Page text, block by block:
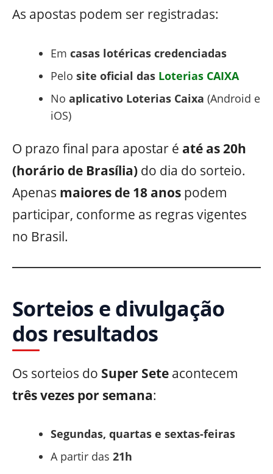
As apostas podem ser registradas:
Em casas lotéricas credenciadas
Pelo site oficial das Loterias CAIXA
No aplicativo Loterias Caixa (Android e
iOS)
O prazo final para apostar é até as 20h
(horário de Brasília) do dia do sorteio.
Apenas maiores de 18 anos podem
participar, conforme as regras vigentes
no Brasil.
Sorteios e divulgação
dos resultados
Os sorteios do Super Sete acontecem
três vezes por semana:
Segundas, quartas e sextas-feiras
A partir das 21h